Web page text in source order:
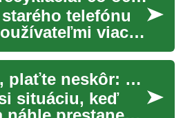
telefónu
viac
ktorý
Otázky
Kúpte teraz, plaťte neskôr: Nový spôsob financovania domácich spotrebičov
situáciu, keď